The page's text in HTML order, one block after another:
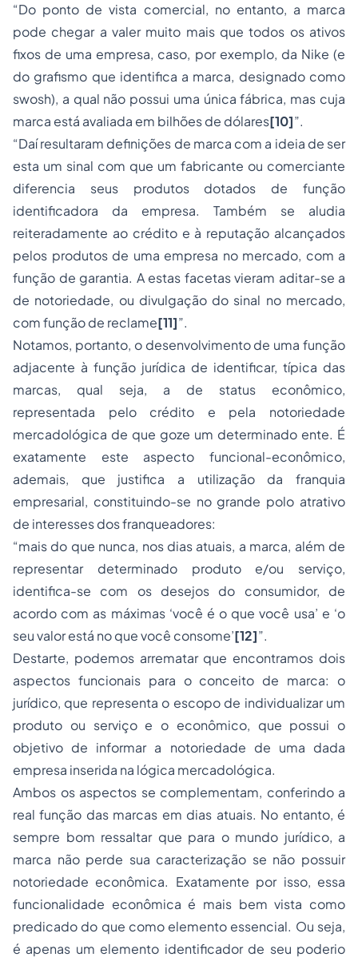
“Do ponto de vista comercial, no entanto, a marca
pode chegar a valer muito mais que todos os ativos
fixos de uma empresa, caso, por exemplo, da Nike (e
do grafismo que identifica a marca, designado como
swosh), a qual não possui uma única fábrica, mas cuja
marca está avaliada em bilhões de dólares[10]”.
“Daí resultaram definições de marca com a ideia de ser
esta um sinal com que um fabricante ou comerciante
diferencia seus produtos dotados de função
identificadora da empresa. Também se aludia
reiteradamente ao crédito e à reputação alcançados
pelos produtos de uma empresa no mercado, com a
função de garantia. A estas facetas vieram aditar-se a
de notoriedade, ou divulgação do sinal no mercado,
com função de reclame[11]”.
Notamos, portanto, o desenvolvimento de uma função
adjacente à função jurídica de identificar, típica das
marcas, qual seja, a de status econômico,
representada pelo crédito e pela notoriedade
mercadológica de que goze um determinado ente. É
exatamente este aspecto funcional-econômico,
ademais, que justifica a utilização da franquia
empresarial, constituindo-se no grande polo atrativo
de interesses dos franqueadores:
“mais do que nunca, nos dias atuais, a marca, além de
representar determinado produto e/ou serviço,
identifica-se com os desejos do consumidor, de
acordo com as máximas ‘você é o que você usa’ e ‘o
seu valor está no que você consome’[12]”.
Destarte, podemos arrematar que encontramos dois
aspectos funcionais para o conceito de marca: o
jurídico, que representa o escopo de individualizar um
produto ou serviço e o econômico, que possui o
objetivo de informar a notoriedade de uma dada
empresa inserida na lógica mercadológica.
Ambos os aspectos se complementam, conferindo a
real função das marcas em dias atuais. No entanto, é
sempre bom ressaltar que para o mundo jurídico, a
marca não perde sua caracterização se não possuir
notoriedade econômica. Exatamente por isso, essa
funcionalidade econômica é mais bem vista como
predicado do que como elemento essencial. Ou seja,
é apenas um elemento identificador de seu poderio